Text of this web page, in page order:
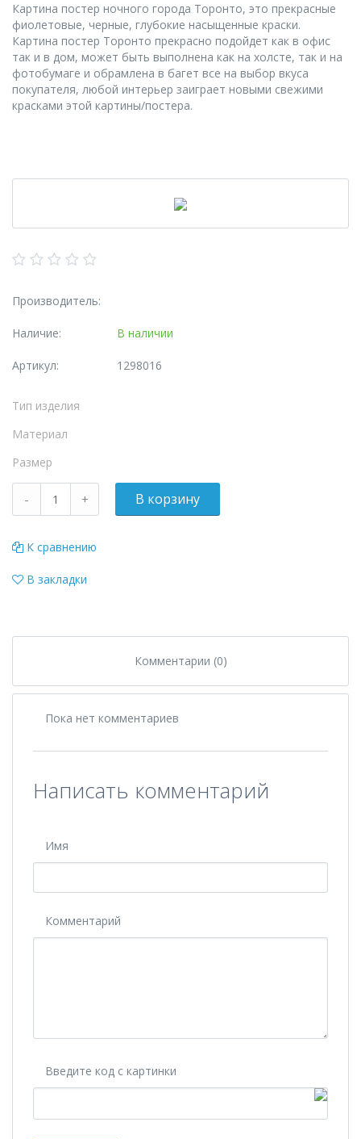
Картина постер ночного города Торонто, это прекрасные
фиолетовые, черные, глубокие насыщенные краски.
Картина постер Торонто прекрасно подойдет как в офис
так и в дом, может быть выполнена как на холсте, так и на
фотобумаге и обрамлена в багет все на выбор вкуса
покупателя, любой интерьер заиграет новыми свежими
красками этой картины/постера.
Производитель:
Наличие: В наличии
Артикул: 1298016
Тип изделия
Материал
Размер
К сравнению
В закладки
Комментарии (0)
Пока нет комментариев
Написать комментарий
Имя
Комментарий
Введите код с картинки